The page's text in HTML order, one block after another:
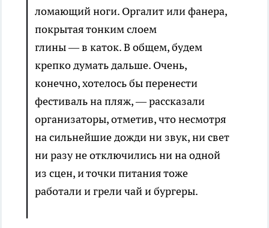
ломающий ноги. Оргалит или фанера,
покрытая тонким слоем
глины — в каток. В общем, будем
крепко думать дальше. Очень,
конечно, хотелось бы перенести
фестиваль на пляж, — рассказали
организаторы, отметив, что несмотря
на сильнейшие дожди ни звук, ни свет
ни разу не отключились ни на одной
из сцен, и точки питания тоже
работали и грели чай и бургеры.